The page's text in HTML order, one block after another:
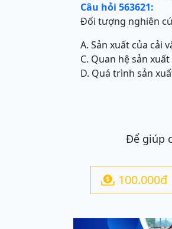
Câu hỏi 563621:
Đối tượng nghiên
A. Sản xuất của cải
C. Quan hệ sản
D. Quá trình sản
Để giúp
 100.000đ